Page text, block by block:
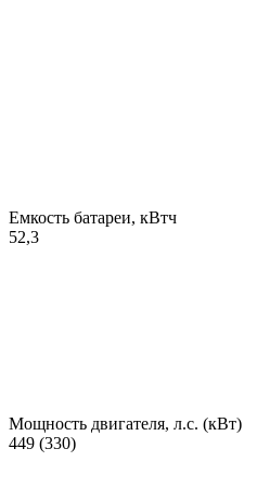
Емкость батареи, кВтч
52,3
Мощность двигателя, л.с. (кВт)
449 (330)